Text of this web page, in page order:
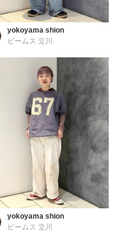
yokoyama shion
ビームス 立川
yokoyama shion
ビームス 立川